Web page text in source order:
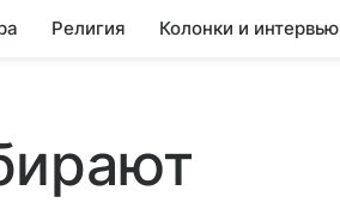
Религия Колонки и интервью